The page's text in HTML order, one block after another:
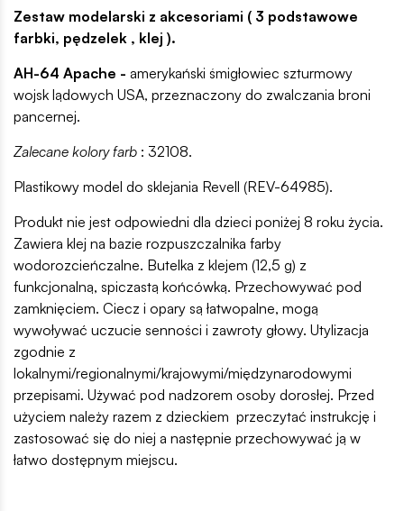
Zestaw modelarski z akcesoriami ( 3 podstawowe
farbki, pędzelek , klej ).
AH-64 Apache - amerykański śmigłowiec szturmowy
wojsk lądowych USA, przeznaczony do zwalczania broni
pancernej.
Zalecane kolory farb : 32108.
Plastikowy model do sklejania Revell (REV-64985).
Produkt nie jest odpowiedni dla dzieci poniżej 8 roku życia.
Zawiera klej na bazie rozpuszczalnika farby
wodorozcieńczalne. Butelka z klejem (12,5 g) z
funkcjonalną, spiczastą końcówką. Przechowywać pod
zamknięciem. Ciecz i opary są łatwopalne, mogą
wywoływać uczucie senności i zawroty głowy. Utylizacja
zgodnie z
lokalnymi/regionalnymi/krajowymi/międzynarodowymi
przepisami. Używać pod nadzorem osoby dorosłej. Przed
użyciem należy razem z dzieckiem przeczytać instrukcję i
zastosować się do niej a następnie przechowywać ją w
łatwo dostępnym miejscu.